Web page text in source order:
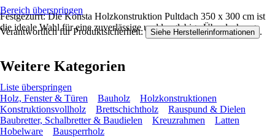
Festgezurrt: Die Konsta Holzkonstruktion Pultdach 350 x 300 cm ist
die ideale Wahl für eine zuverlässige und langlebige Überdachung.
Bereich überspringen
Verantwortlich für Produktsicherheit: Siehe Herstellerinformationen .
Weitere Kategorien
Liste überspringen
Holz, Fenster & Türen
Bauholz
Holzkonstruktionen
Konstruktionsvollholz
Brettschichtholz
Rauspund & Dielen
Baubretter, Schalbretter & Baudielen
Kreuzrahmen
Latten
Hobelware
Bausperrholz